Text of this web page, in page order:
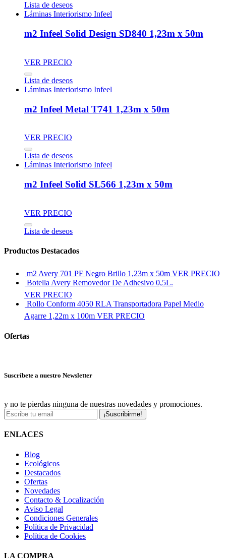
Lista de deseos
Láminas Interiorismo Infeel
m2 Infeel Solid Design SD840 1,23m x 50m
VER PRECIO
Lista de deseos
Láminas Interiorismo Infeel
m2 Infeel Metal T741 1,23m x 50m
VER PRECIO
Lista de deseos
Láminas Interiorismo Infeel
m2 Infeel Solid SL566 1,23m x 50m
VER PRECIO
Lista de deseos
Productos Destacados
m2 Avery 701 PF Negro Brillo 1,23m x 50m VER PRECIO
Botella Avery Removedor De Adhesivo 0,5L.
VER PRECIO
Rollo Conform 4050 RLA Transportadora Papel Medio
Agarre 1,22m x 100m VER PRECIO
Ofertas
Suscríbete a nuestro Newsletter
y no te pierdas ninguna de nuestras novedades y promociones.
¡Suscribirme!
ENLACES
Blog
Ecológicos
Destacados
Ofertas
Novedades
Contacto & Localización
Aviso Legal
Condiciones Generales
Política de Privacidad
Política de Cookies
LA COMPRA